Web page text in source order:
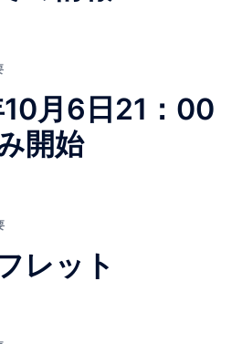
月6日21：00
開始
レット